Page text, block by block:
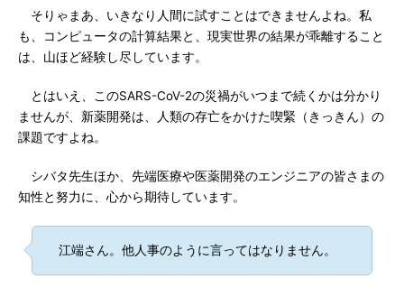
そりゃまあ、いきなり人間に試すことはできませんよね。私
も、コンピュータの計算結果と、現実世界の結果が乖離すること
は、山ほど経験し尽しています。
とはいえ、このSARS-CoV-2の災禍がいつまで続くかは分かり
ませんが、新薬開発は、人類の存亡をかけた喫緊（きっきん）の
課題ですよね。
シバタ先生ほか、先端医療や医薬開発のエンジニアの皆さまの
知性と努力に、心から期待しています。
江端さん。他人事のように言ってはなりません。